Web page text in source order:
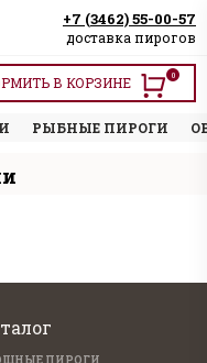
+7 (3462) 55-00-57
доставка пирогов
В КОРЗИНЕ 0
РЫБНЫЕ ПИРОГИ